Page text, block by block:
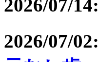
2026/07/14:
2026/07/02: